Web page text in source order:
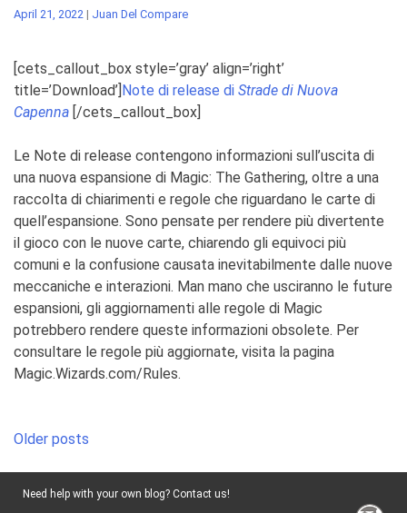
April 21, 2022 | Juan Del Compare
[cets_callout_box style=’gray’ align=’right’
title=’Download’]Note di release di Strade di Nuova
Capenna [/cets_callout_box]
Le Note di release contengono informazioni sull’uscita di
una nuova espansione di Magic: The Gathering, oltre a una
raccolta di chiarimenti e regole che riguardano le carte di
quell’espansione. Sono pensate per rendere più divertente
il gioco con le nuove carte, chiarendo gli equivoci più
comuni e la confusione causata inevitabilmente dalle nuove
meccaniche e interazioni. Man mano che usciranno le future
espansioni, gli aggiornamenti alle regole di Magic
potrebbero rendere queste informazioni obsolete. Per
consultare le regole più aggiornate, visita la pagina
Magic.Wizards.com/Rules.
Posts
Older posts
Need help with your own blog? Contact us!